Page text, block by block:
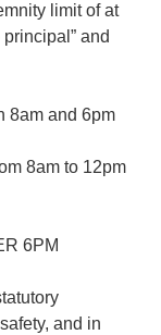
limit of at
and
8am and 6pm
8am to 12pm
6PM
and in